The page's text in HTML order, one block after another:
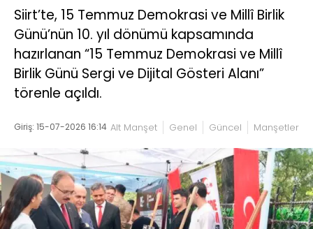
Siirt’te, 15 Temmuz Demokrasi ve Millî Birlik
Günü’nün 10. yıl dönümü kapsamında
hazırlanan “15 Temmuz Demokrasi ve Millî
Birlik Günü Sergi ve Dijital Gösteri Alanı”
törenle açıldı.
Giriş: 15-07-2026 16:14 Alt Manşet Genel Güncel Manşetler